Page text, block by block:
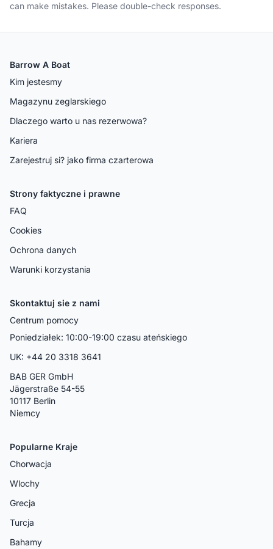
can make mistakes. Please double-check responses.
Barrow A Boat
Kim jestesmy
Magazynu zeglarskiego
Dlaczego warto u nas rezerwowa?
Kariera
Zarejestruj si? jako firma czarterowa
Strony faktyczne i prawne
FAQ
Cookies
Ochrona danych
Warunki korzystania
Skontaktuj sie z nami
Centrum pomocy
Poniedziałek: 10:00-19:00 czasu ateńskiego
UK: +44 20 3318 3641
BAB GER GmbH
Jägerstraße 54-55
10117 Berlin
Niemcy
Popularne Kraje
Chorwacja
Wlochy
Grecja
Turcja
Bahamy